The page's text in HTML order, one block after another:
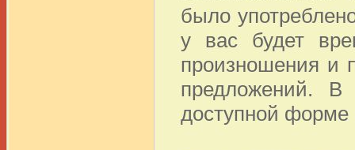
было
у вас будет
произношения и
предложений. В
доступной форме